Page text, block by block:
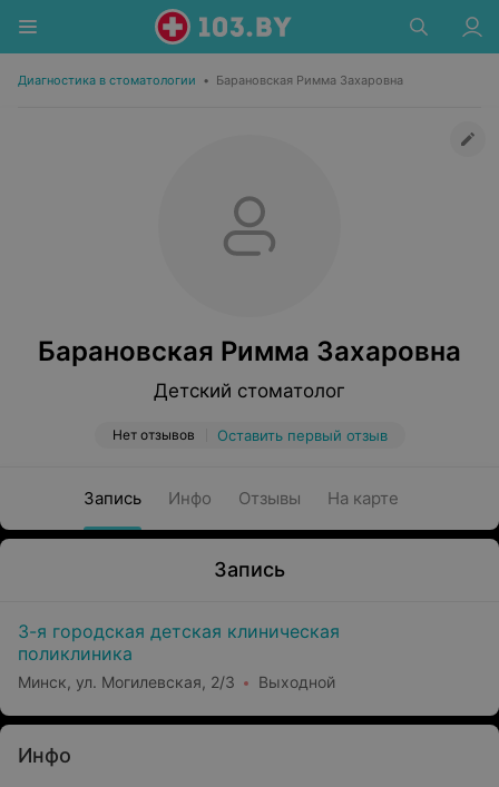
Диагностика в стоматологии • Барановская Римма Захаровна
Барановская Римма Захаровна
Детский стоматолог
Нет отзывов Оставить первый отзыв
Запись Инфо Отзывы На карте
Запись
3-я городская детская клиническая
поликлиника
Минск, ул. Могилевская, 2/3 Выходной
Инфо